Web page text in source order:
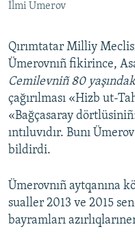
RFE/RS bütün saytları
İlmi Ümerov
Qırımtatar Milliy
Ümerovnıñ fikirince,
Cemilevniñ 80
çağırılması «Hizb ut-
«Bağçasaray
ıntıluvıdır. Bunı
bildirdi.
Ümerovnıñ aytqanına
sualler 2013 ve 2015
bayramları